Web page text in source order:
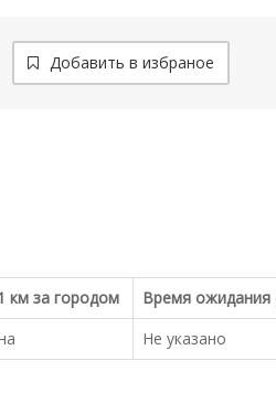
Добавить в избраное
км за городом
Время ожидания
Не указано